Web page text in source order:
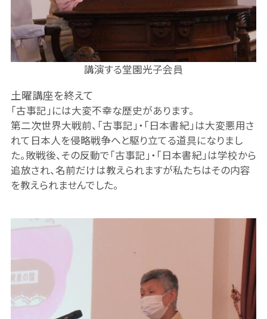
講演する堂園光子会員
土曜講座を終えて
「古事記」には大変不幸な歴史があります。
第二次世界大戦前、「古事記」・「日本書紀」は大変悪用さ
れて日本人を侵略戦争へと駆り立てる道具になりまし
た。敗戦後、その反動で「古事記」・「日本書紀」は学校から
追放され、名前だけは教えられますが私たちはその内容
を教えられませんでした。